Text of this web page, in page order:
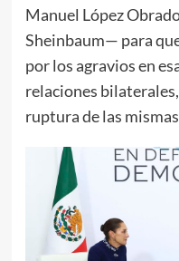
Manuel López
Sheinbaum— para
por los agravios en
relaciones
ruptura de las